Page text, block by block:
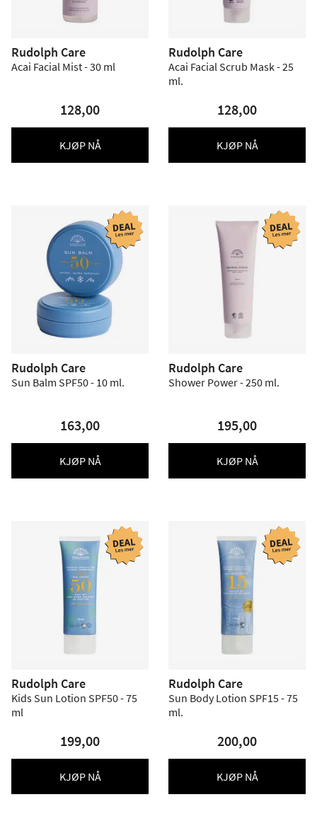
Rudolph Care
Acai Facial Mist - 30 ml
128,00
KJØP NÅ
Rudolph Care
Acai Facial Scrub Mask - 25
ml.
128,00
KJØP NÅ
Rudolph Care
Sun Balm SPF50 - 10 ml.
163,00
KJØP NÅ
Rudolph Care
Shower Power - 250 ml.
195,00
KJØP NÅ
Rudolph Care
Kids Sun Lotion SPF50 - 75
ml
199,00
KJØP NÅ
Rudolph Care
Sun Body Lotion SPF15 - 75
ml.
200,00
KJØP NÅ